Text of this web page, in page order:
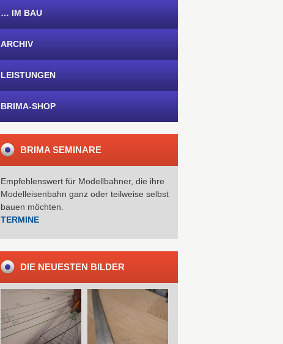
… IM BAU
ARCHIV
LEISTUNGEN
BRIMA-SHOP
BRIMA SEMINARE
Empfehlenswert für Modellbahner, die ihre
Modelleisenbahn ganz oder teilweise selbst
bauen möchten.
TERMINE
DIE NEUESTEN BILDER